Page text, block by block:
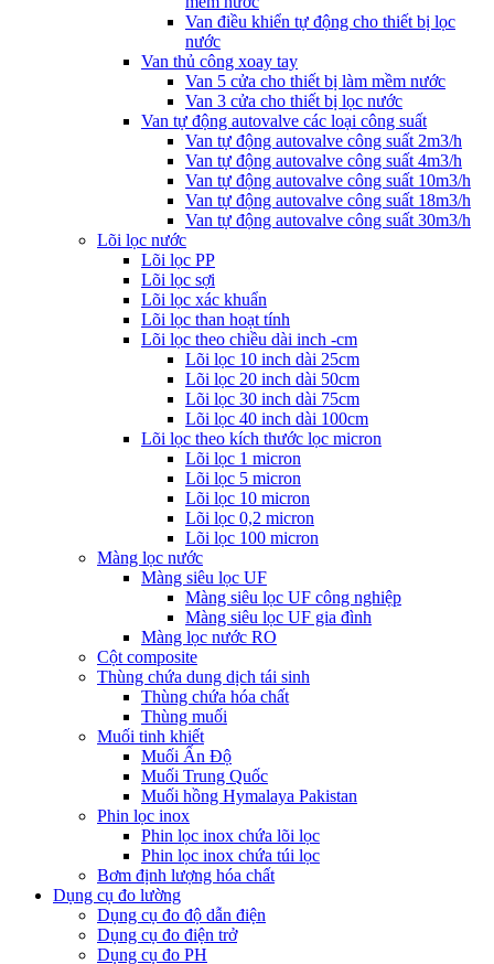
Van điều khiển tự động cho thiết bị lọc
nước
Van thủ công xoay tay
Van 5 cửa cho thiết bị làm mềm nước
Van 3 cửa cho thiết bị lọc nước
Van tự động autovalve các loại công suất
Van tự động autovalve công suất 2m3/h
Van tự động autovalve công suất 4m3/h
Van tự động autovalve công suất 10m3/h
Van tự động autovalve công suất 18m3/h
Van tự động autovalve công suất 30m3/h
Lõi lọc nước
Lõi lọc PP
Lõi lọc sợi
Lõi lọc xác khuẩn
Lõi lọc than hoạt tính
Lõi lọc theo chiều dài inch -cm
Lõi lọc 10 inch dài 25cm
Lõi lọc 20 inch dài 50cm
Lõi lọc 30 inch dài 75cm
Lõi lọc 40 inch dài 100cm
Lõi lọc theo kích thước lọc micron
Lõi lọc 1 micron
Lõi lọc 5 micron
Lõi lọc 10 micron
Lõi lọc 0,2 micron
Lõi lọc 100 micron
Màng lọc nước
Màng siêu lọc UF
Màng siêu lọc UF công nghiệp
Màng siêu lọc UF gia đình
Màng lọc nước RO
Cột composite
Thùng chứa dung dịch tái sinh
Thùng chứa hóa chất
Thùng muối
Muối tinh khiết
Muối Ấn Độ
Muối Trung Quốc
Muối hồng Hymalaya Pakistan
Phin lọc inox
Phin lọc inox chứa lõi lọc
Phin lọc inox chứa túi lọc
Bơm định lượng hóa chất
Dụng cụ đo lường
Dụng cụ đo độ dẫn điện
Dụng cụ đo điện trở
Dụng cụ đo PH